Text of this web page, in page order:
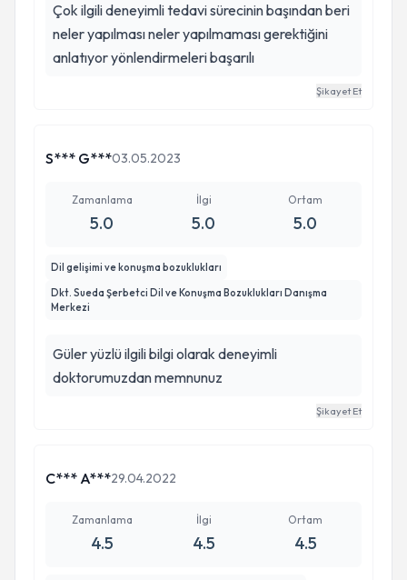
Çok ilgili deneyimli tedavi sürecinin başından beri
neler yapılması neler yapılmaması gerektiğini
anlatıyor yönlendirmeleri başarılı
Şikayet Et
S*** G***03.05.2023
Zamanlama
5.0
İlgi
5.0
Ortam
5.0
Dil gelişimi ve konuşma bozuklukları
Dkt. Sueda Şerbetci Dil ve Konuşma Bozuklukları Danışma
Merkezi
Güler yüzlü ilgili bilgi olarak deneyimli
doktorumuzdan memnunuz
Şikayet Et
C*** A***29.04.2022
Zamanlama
4.5
İlgi
4.5
Ortam
4.5